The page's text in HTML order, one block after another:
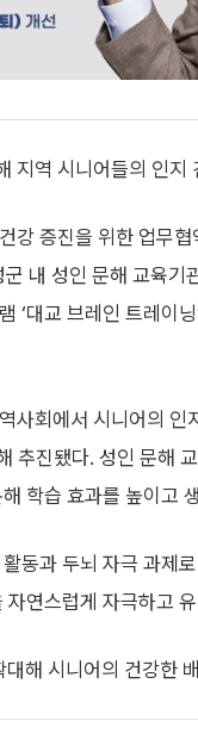
지역 시니어들의 인지
강 증진을 위한 업무
내 성인 문해 교육기
‘대교 브레인 트레이닝
사회에서 시니어의 인
추진됐다. 성인 문해
학습 효과를 높이고
동과 두뇌 자극 과제
연스럽게 자극하고
해 시니어의 건강한